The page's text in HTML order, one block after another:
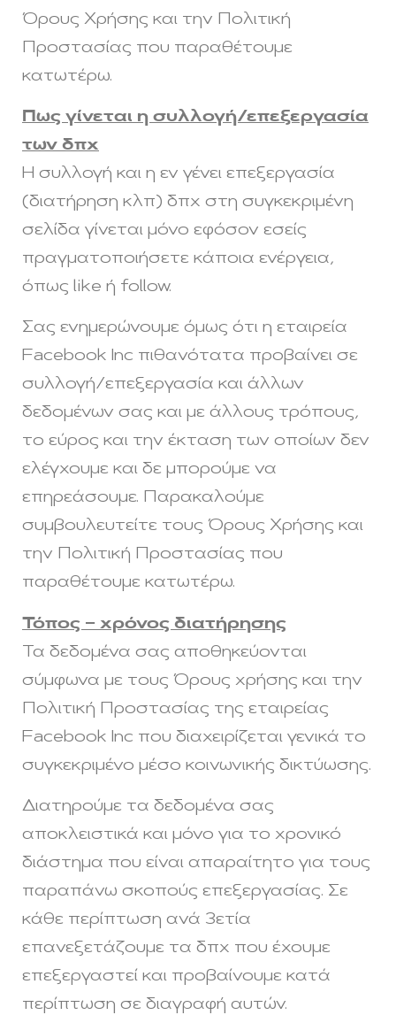
Όρους Χρήσης και την Πολιτική
Προστασίας που παραθέτουμε
κατωτέρω.
Πως γίνεται η συλλογή/επεξεργασία
των δπχ
Η συλλογή και η εν γένει επεξεργασία
(διατήρηση κλπ) δπχ στη συγκεκριμένη
σελίδα γίνεται μόνο εφόσον εσείς
πραγματοποιήσετε κάποια ενέργεια,
όπως like ή follow.
Σας ενημερώνουμε όμως ότι η εταιρεία
Facebook Inc πιθανότατα προβαίνει σε
συλλογή/επεξεργασία και άλλων
δεδομένων σας και με άλλους τρόπους,
το εύρος και την έκταση των οποίων δεν
ελέγχουμε και δε μπορούμε να
επηρεάσουμε. Παρακαλούμε
συμβουλευτείτε τους Όρους Χρήσης και
την Πολιτική Προστασίας που
παραθέτουμε κατωτέρω.
Τόπος – χρόνος διατήρησης
Τα δεδομένα σας αποθηκεύονται
σύμφωνα με τους Όρους χρήσης και την
Πολιτική Προστασίας της εταιρείας
Facebook Inc που διαχειρίζεται γενικά το
συγκεκριμένο μέσο κοινωνικής δικτύωσης.
Διατηρούμε τα δεδομένα σας
αποκλειστικά και μόνο για το χρονικό
διάστημα που είναι απαραίτητο για τους
παραπάνω σκοπούς επεξεργασίας. Σε
κάθε περίπτωση ανά 3ετία
επανεξετάζουμε τα δπχ που έχουμε
επεξεργαστεί και προβαίνουμε κατά
περίπτωση σε διαγραφή αυτών.